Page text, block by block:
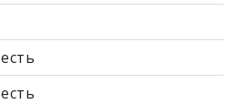
есть
есть